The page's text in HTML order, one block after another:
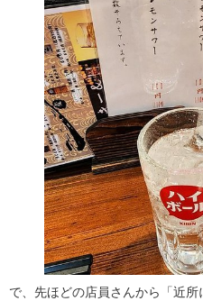
で、先ほどの店員さんから「近所